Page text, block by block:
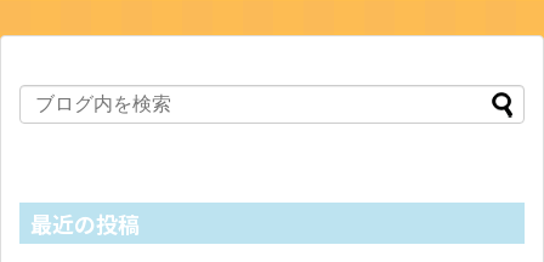
最近の投稿